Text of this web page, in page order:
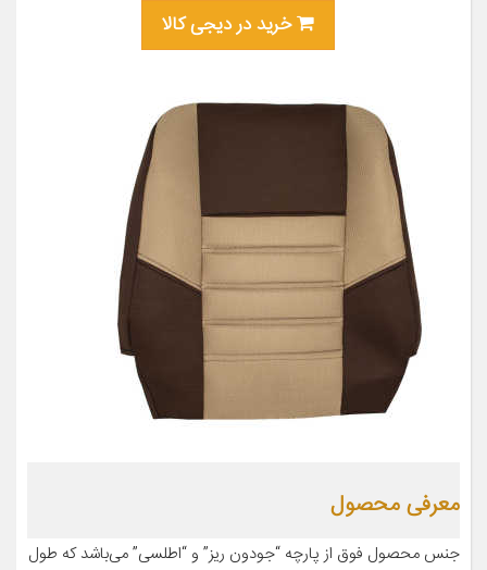
خرید در دیجی کالا
معرفی محصول
جنس محصول فوق از پارچه “جودون ریز” و “اطلسی” می‌باشد که طول